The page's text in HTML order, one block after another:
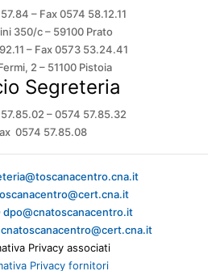
– Fax 0574 58.12.11
350/c – 59100 Prato
– Fax 0573 53.24.41
2 – 51100 Pistoia
Segreteria
– 0574 57.85.32
0574 57.85.08
dpo@cnatoscanacentro.it
Privacy associati
Privacy fornitori